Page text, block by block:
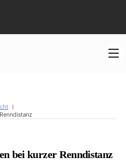
bei kurzer Renndistanz